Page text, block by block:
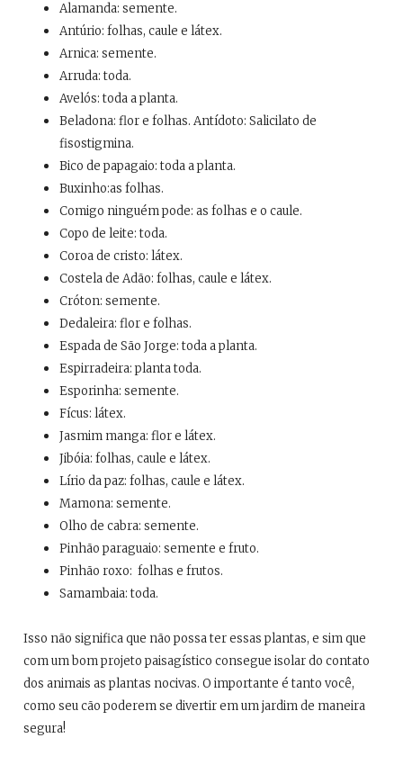
Alamanda: semente.
Antúrio: folhas, caule e látex.
Arnica: semente.
Arruda: toda.
Avelós: toda a planta.
Beladona: flor e folhas. Antídoto: Salicilato de
fisostigmina.
Bico de papagaio: toda a planta.
Buxinho:as folhas.
Comigo ninguém pode: as folhas e o caule.
Copo de leite: toda.
Coroa de cristo: látex.
Costela de Adão: folhas, caule e látex.
Cróton: semente.
Dedaleira: flor e folhas.
Espada de São Jorge: toda a planta.
Espirradeira: planta toda.
Esporinha: semente.
Fícus: látex.
Jasmim manga: flor e látex.
Jibóia: folhas, caule e látex.
Lírio da paz: folhas, caule e látex.
Mamona: semente.
Olho de cabra: semente.
Pinhão paraguaio: semente e fruto.
Pinhão roxo: folhas e frutos.
Samambaia: toda.
Isso não significa que não possa ter essas plantas, e sim que
com um bom projeto paisagístico consegue isolar do contato
dos animais as plantas nocivas. O importante é tanto você,
como seu cão poderem se divertir em um jardim de maneira
segura!